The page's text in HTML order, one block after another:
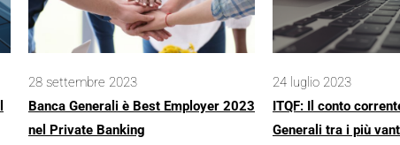
28 settembre 2023
Banca Generali è Best Employer 2023
nel Private Banking
24 luglio 2023
ITQF: Il conto
Generali tra i più